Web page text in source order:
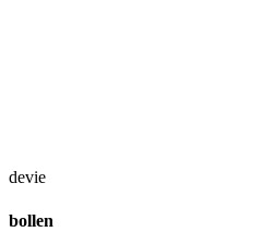
devie
bollen